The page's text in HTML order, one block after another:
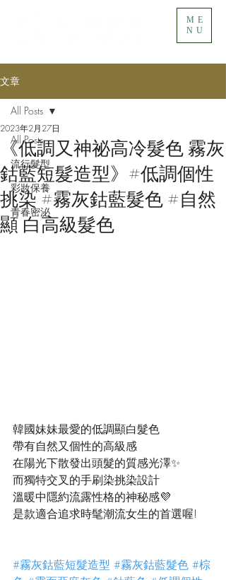
ME
NU
文章
All Posts
流行髮型
彩妝保養
青春密泌
All Posts
《低調又神祕高冷髮色 霧灰
鈷藍短髮造型》#低調個性
挑染 #霧灰鈷藍髮色 #自然
顯 白高級髮色
2023年2月27日
韓國妹妹最愛的低調顯白髮色
帶有自然又個性的高級感
在陽光下散發出頭髮的質感光澤✨
而獨特交叉的手刷染挑染設計
溫暖中隱約流露性格的神秘感💜
是款適合追求時髦潮流女生的首選喔!
#霧灰鈷藍短髮造型 #霧灰鈷藍髮色 #棕